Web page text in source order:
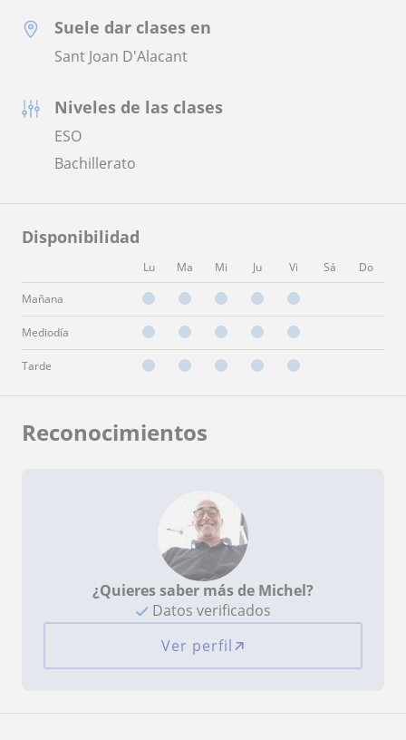
Suele dar clases en
Sant Joan D'Alacant
Niveles de las clases
ESO
Bachillerato
Disponibilidad
Lu Ma Mi Ju Vi Sá Do
Mañana
Mediodía
Tarde
Reconocimientos
¿Quieres saber más de Michel?
Datos verificados
Ver perfil